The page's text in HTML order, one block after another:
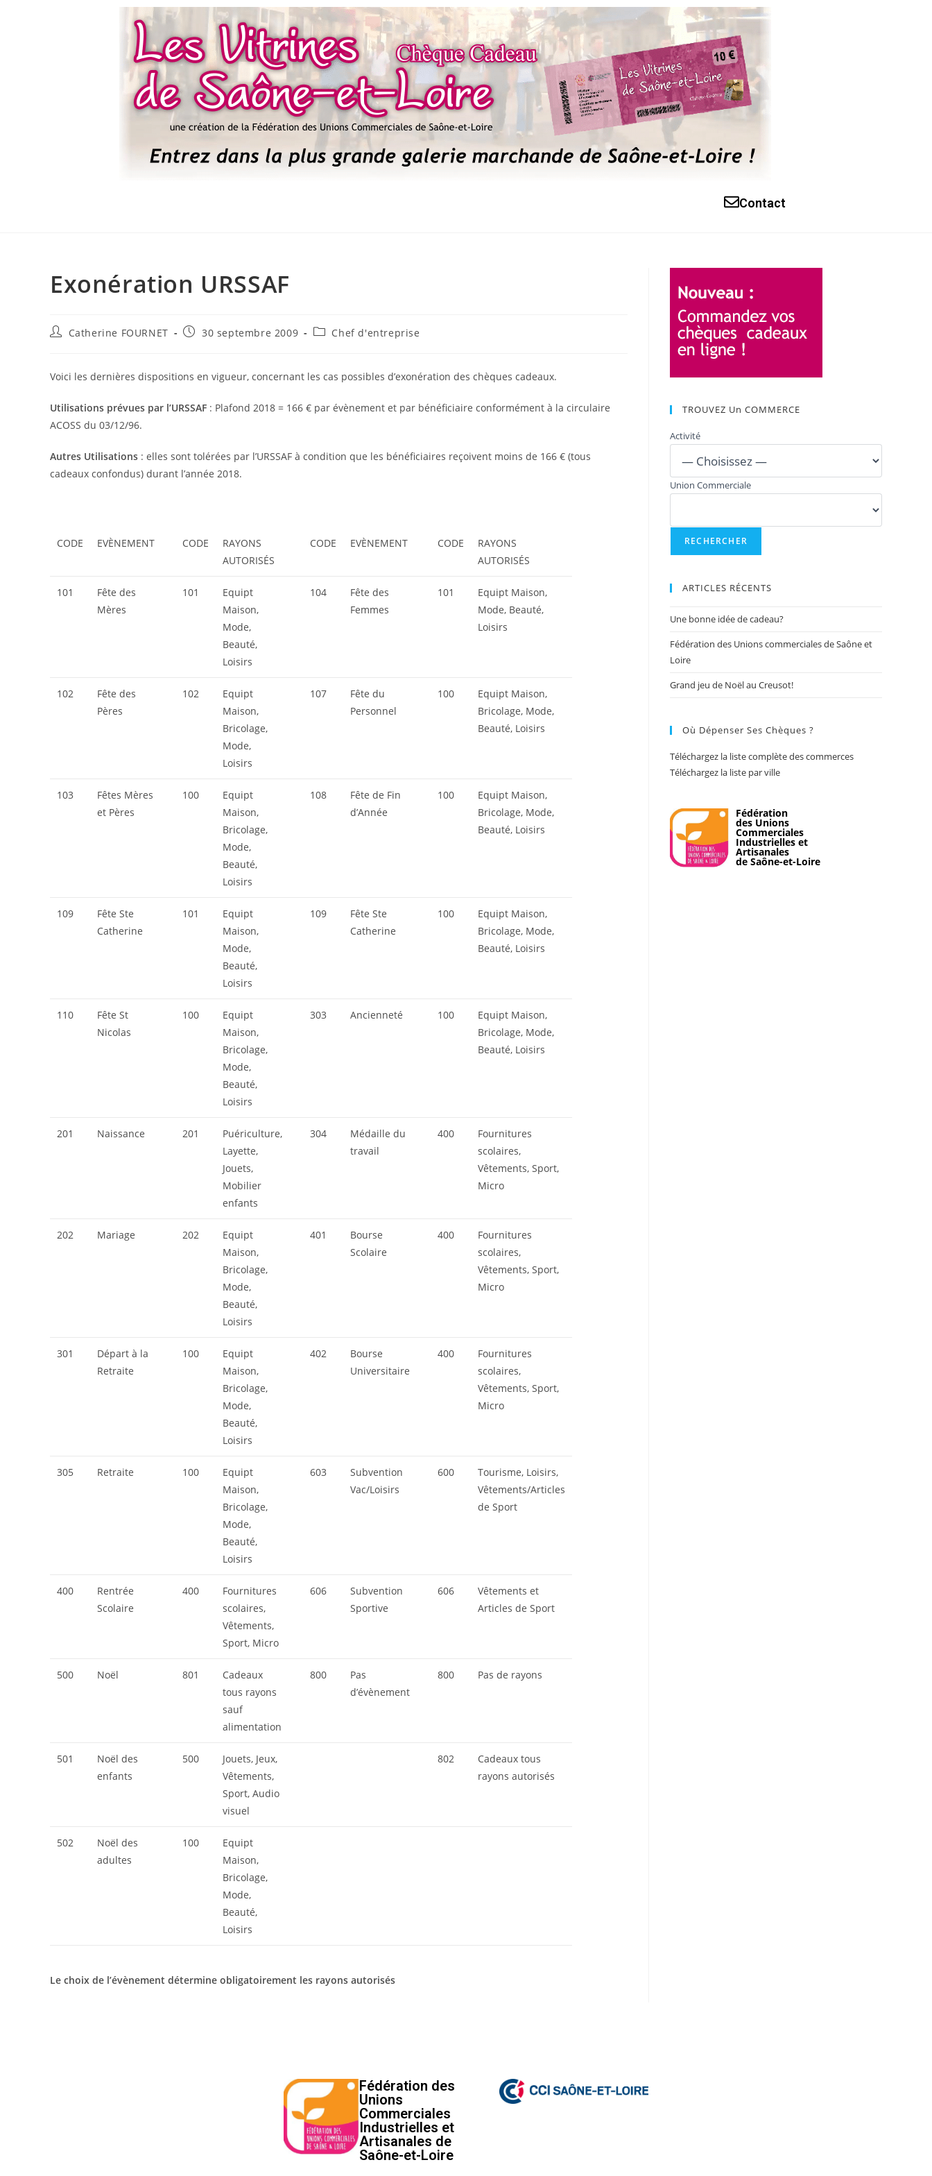
Contact
Exonération URSSAF
Catherine FOURNET 30 septembre 2009 Chef d'entreprise
Voici les dernières dispositions en vigueur, concernant les cas possibles d’exonération des chèques cadeaux.
Utilisations prévues par l’URSSAF : Plafond 2018 = 166 € par évènement et par bénéficiaire conformément à la circulaire
ACOSS du 03/12/96.
Autres Utilisations : elles sont tolérées par l’URSSAF à condition que les bénéficiaires reçoivent moins de 166 € (tous
cadeaux confondus) durant l’année 2018.
CODE EVÈNEMENT CODE
RAYONS
AUTORISÉS
CODE EVÈNEMENT CODE
RAYONS
AUTORISÉS
101
Fête des
Mères
101
Equipt
Maison,
Mode,
Beauté,
Loisirs
104
Fête des
Femmes
101
Equipt Maison,
Mode, Beauté,
Loisirs
102
Fête des
Pères
102
Equipt
Maison,
Bricolage,
Mode,
Loisirs
107
Fête du
Personnel
100
Equipt Maison,
Bricolage, Mode,
Beauté, Loisirs
103
Fêtes Mères
et Pères
100
Equipt
Maison,
Bricolage,
Mode,
Beauté,
Loisirs
108
Fête de Fin
d’Année
100
Equipt Maison,
Bricolage, Mode,
Beauté, Loisirs
109
Fête Ste
Catherine
101
Equipt
Maison,
Mode,
Beauté,
Loisirs
109
Fête Ste
Catherine
100
Equipt Maison,
Bricolage, Mode,
Beauté, Loisirs
110
Fête St
Nicolas
100
Equipt
Maison,
Bricolage,
Mode,
Beauté,
Loisirs
303 Ancienneté 100
Equipt Maison,
Bricolage, Mode,
Beauté, Loisirs
201 Naissance 201
Puériculture,
Layette,
Jouets,
Mobilier
enfants
304
Médaille du
travail
400
Fournitures
scolaires,
Vêtements, Sport,
Micro
202 Mariage 202
Equipt
Maison,
Bricolage,
Mode,
Beauté,
Loisirs
401
Bourse
Scolaire
400
Fournitures
scolaires,
Vêtements, Sport,
Micro
301
Départ à la
Retraite
100
Equipt
Maison,
Bricolage,
Mode,
Beauté,
Loisirs
402
Bourse
Universitaire
400
Fournitures
scolaires,
Vêtements, Sport,
Micro
305 Retraite 100
Equipt
Maison,
Bricolage,
Mode,
Beauté,
Loisirs
603
Subvention
Vac/Loisirs
600
Tourisme, Loisirs,
Vêtements/Articles
de Sport
400
Rentrée
Scolaire
400
Fournitures
scolaires,
Vêtements,
Sport, Micro
606
Subvention
Sportive
606
Vêtements et
Articles de Sport
500 Noël 801
Cadeaux
tous rayons
sauf
alimentation
800
Pas
d’évènement
800 Pas de rayons
501
Noël des
enfants
500
Jouets, Jeux,
Vêtements,
Sport, Audio
visuel
802
Cadeaux tous
rayons autorisés
502
Noël des
adultes
100
Equipt
Maison,
Bricolage,
Mode,
Beauté,
Loisirs
Le choix de l’évènement détermine obligatoirement les rayons autorisés
TROUVEZ Un COMMERCE
Activité
Union Commerciale
ARTICLES RÉCENTS
Une bonne idée de cadeau?
Fédération des Unions commerciales de Saône et
Loire
Grand jeu de Noël au Creusot!
Où Dépenser Ses Chèques ?
Téléchargez la liste complète des commerces
Téléchargez la liste par ville
Fédération
des Unions
Commerciales
Industrielles et
Artisanales
de Saône-et-Loire
Fédération des
Unions
Commerciales
Industrielles et
Artisanales de
Saône-et-Loire